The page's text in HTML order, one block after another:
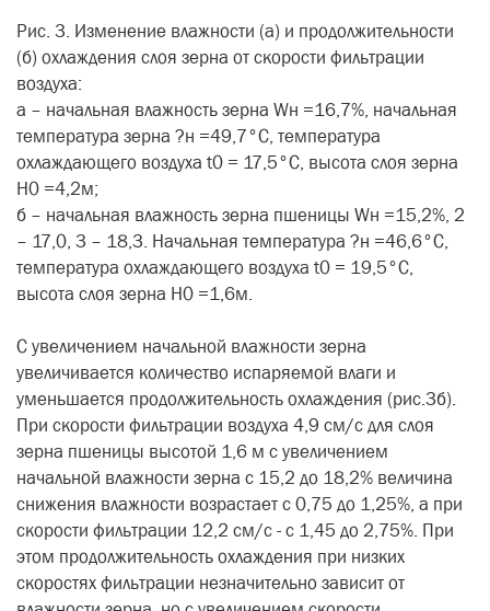
Рис. 3. Изменение влажности (а) и продолжительности
(б) охлаждения слоя зерна от скорости фильтрации
воздуха:
а – начальная влажность зерна Wн =16,7%, начальная
температура зерна ?н =49,7°С, температура
охлаждающего воздуха t0 = 17,5°С, высота слоя зерна
Н0 =4,2м;
б – начальная влажность зерна пшеницы Wн =15,2%, 2
– 17,0, 3 – 18,3. Начальная температура ?н =46,6°С,
температура охлаждающего воздуха t0 = 19,5°С,
высота слоя зерна Н0 =1,6м.
С увеличением начальной влажности зерна
увеличивается количество испаряемой влаги и
уменьшается продолжительность охлаждения (рис.3б).
При скорости фильтрации воздуха 4,9 см/с для слоя
зерна пшеницы высотой 1,6 м с увеличением
начальной влажности зерна с 15,2 до 18,2% величина
снижения влажности возрастает с 0,75 до 1,25%, а при
скорости фильтрации 12,2 см/с - с 1,45 до 2,75%. При
этом продолжительность охлаждения при низких
скоростях фильтрации незначительно зависит от